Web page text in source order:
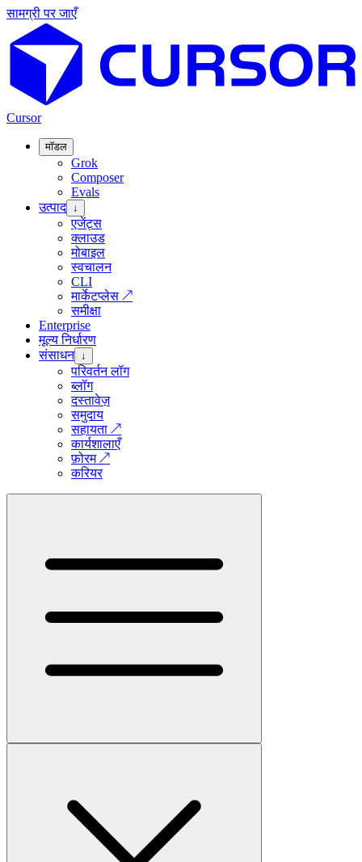
सामग्री पर जाएँ
Cursor
मॉडल
Grok
Composer
Evals
उत्पाद ↓
एजेंट्स
क्लाउड
मोबाइल
स्वचालन
CLI
मार्केटप्लेस ↗
समीक्षा
Enterprise
मूल्य निर्धारण
संसाधन ↓
परिवर्तन लॉग
ब्लॉग
दस्तावेज़
समुदाय
सहायता ↗
कार्यशालाएँ
फ़ोरम↗
करियर